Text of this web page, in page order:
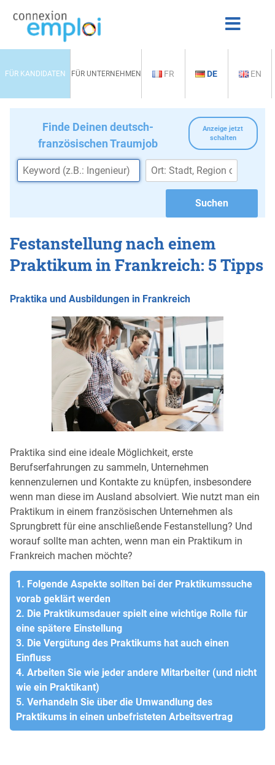
FÜR KANDIDATEN FÜR UNTERNEHMEN FR DE EN
Anzeige jetzt
schalten
Finde Deinen deutsch-
französischen Traumjob
Festanstellung nach einem
Praktikum in Frankreich: 5 Tipps
Praktika und Ausbildungen in Frankreich
Praktika sind eine ideale Möglichkeit, erste
Berufserfahrungen zu sammeln, Unternehmen
kennenzulernen und Kontakte zu knüpfen, insbesondere
wenn man diese im Ausland absolviert. Wie nutzt man ein
Praktikum in einem französischen Unternehmen als
Sprungbrett für eine anschließende Festanstellung? Und
worauf sollte man achten, wenn man ein Praktikum in
Frankreich machen möchte?
1. Folgende Aspekte sollten bei der Praktikumssuche
vorab geklärt werden
2. Die Praktikumsdauer spielt eine wichtige Rolle für
eine spätere Einstellung
3. Die Vergütung des Praktikums hat auch einen
Einfluss
4. Arbeiten Sie wie jeder andere Mitarbeiter (und nicht
wie ein Praktikant)
5. Verhandeln Sie über die Umwandlung des
Praktikums in einen unbefristeten Arbeitsvertrag